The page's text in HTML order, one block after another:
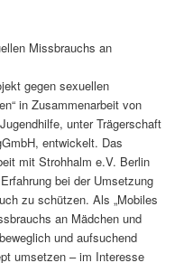
Missbrauchs an
gegen sexuellen
in Zusammenarbeit von
unter Trägerschaft
entwickelt. Das
mit Strohhalm e.V. Berlin
bei der Umsetzung
zu schützen. Als „Mobiles
an Mädchen und
und aufsuchend
umsetzen – im Interesse